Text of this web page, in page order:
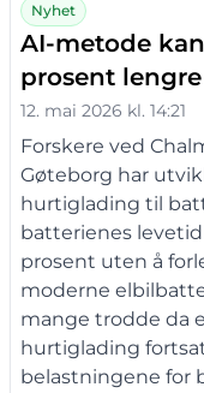
Nyhet
AI-metode
prosent
12. mai 2026 kl. 14:21
Forskere ved
Gøteborg har
hurtiglading til
batterienes
prosent uten å
moderne
mange trodde da
hurtiglading
belastningene for